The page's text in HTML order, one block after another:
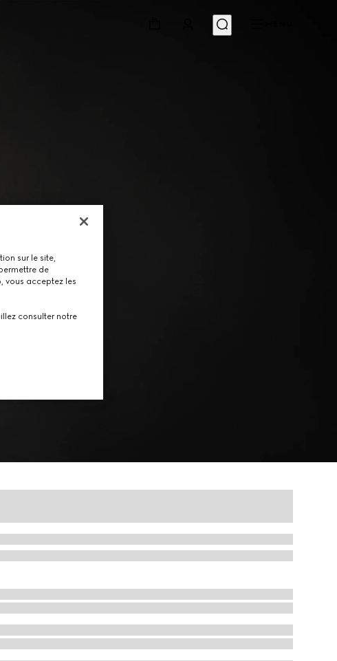
sur le site,
de
vous acceptez les
consulter notre